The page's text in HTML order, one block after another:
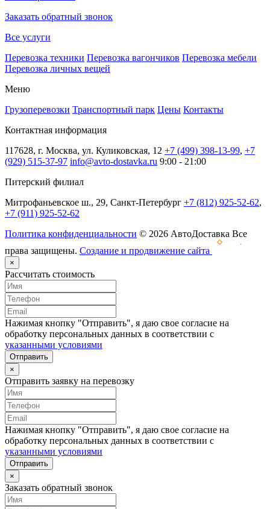
Заказать обратный звонок
Все услуги
Перевозка техники Перевозка вагончиков Перевозка мебели
Перевозка личных вещей
Меню
Грузоперевозки Транспортный парк Цены Контакты
Контактная информация
117628, г. Москва, ул. Куликовская, 12 +7 (499) 398-13-99, +7
(929) 515-37-97 info@avto-dostavka.ru 9:00 - 21:00
Питерский филиал
Митрофаньевское ш., 29, Санкт-Петербург +7 (812) 925-52-62,
+7 (911) 925-52-62
Политика конфиденциальности © 2026 АвтоДоставка Все
права защищены. Создание и продвижение сайта
×
Рассчитать стоимость
Нажимая кнопку "Отправить", я даю свое согласие на
обработку персональных данных в соответствии с
указанными условиями
Отправить
×
Отправить заявку на перевозку
Нажимая кнопку "Отправить", я даю свое согласие на
обработку персональных данных в соответствии с
указанными условиями
Отправить
×
Заказать обратный звонок